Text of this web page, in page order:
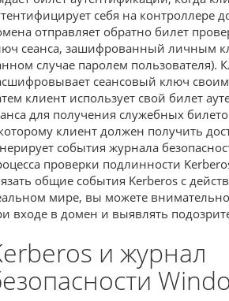
себя на контроллере
отправляет обратно билет
сеанса, зашифрованный личным
случае паролем пользователя).
сеансовый ключ
клиент использует свой билет
для получения служебных
клиент должен получить
события журнала
проверки подлинности
общие события Kerberos с
мире, вы можете
входе в домен и выявлять
и журнал